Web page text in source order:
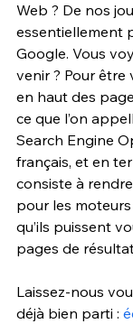
Web ? De nos
essentiellement
Google. Vous
venir ? Pour
en haut des
ce que l’on
Search Engine
français, et en
consiste à
pour les
qu’ils puissent
pages de
Laissez-nous
déjà bien parti :